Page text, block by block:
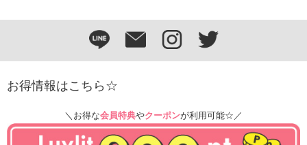
お得情報はこちら☆
＼お得な会員特典やクーポンが利用可能☆／